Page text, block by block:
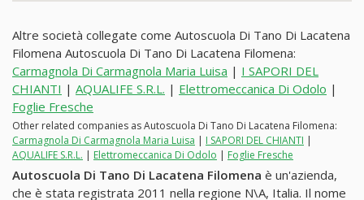
Altre società collegate come Autoscuola Di Tano Di Lacatena
Filomena Autoscuola Di Tano Di Lacatena Filomena:
Carmagnola Di Carmagnola Maria Luisa | I SAPORI DEL
CHIANTI | AQUALIFE S.R.L. | Elettromeccanica Di Odolo |
Foglie Fresche
Other related companies as Autoscuola Di Tano Di Lacatena Filomena:
Carmagnola Di Carmagnola Maria Luisa | I SAPORI DEL CHIANTI |
AQUALIFE S.R.L. | Elettromeccanica Di Odolo | Foglie Fresche
Autoscuola Di Tano Di Lacatena Filomena è un'azienda,
che è stata registrata 2011 nella regione N\A, Italia. Il nome